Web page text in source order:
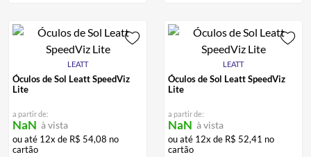
LEATT
Óculos de Sol Leatt SpeedViz
Lite
a partir de:
NaN à vista
ou até 12x de R$ 54,08 no
cartão
LEATT
Óculos de Sol Leatt SpeedViz
Lite
a partir de:
NaN à vista
ou até 12x de R$ 52,41 no
cartão